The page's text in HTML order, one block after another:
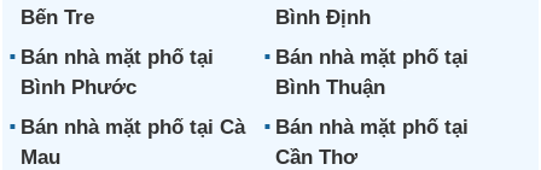
Bến Tre
Bình Định
Bán nhà mặt phố tại
Bình Phước
Bán nhà mặt phố tại
Bình Thuận
Bán nhà mặt phố tại Cà
Mau
Bán nhà mặt phố tại
Cần Thơ